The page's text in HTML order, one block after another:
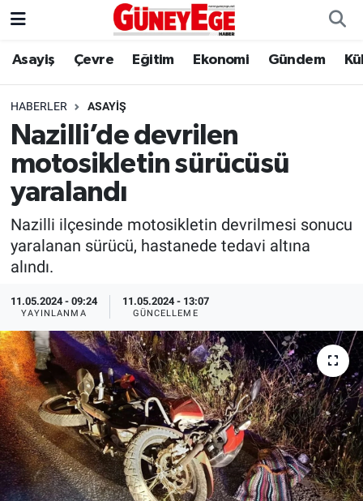
Asayiş Çevre Eğitim Ekonomi Gündem
HABERLER ASAYIŞ
Nazilli’de devrilen
motosikletin sürücüsü
yaralandı
Nazilli ilçesinde motosikletin devrilmesi sonucu
yaralanan sürücü, hastanede tedavi altına
alındı.
11.05.2024 - 09:24
YAYINLANMA
11.05.2024 - 13:07
GÜNCELLEME
Asayiş
Çevre
Eğitim
Ekonomi
Gündem
Kültür Sanat
Magazin
Politika
Sağlık
Spor
Yaşam
İstanbul Hava Durumu
İstanbul Trafik Yoğunluk Haritası
Süper Lig Puan Durumu ve Fikstür
Tüm Manşetler
Son Dakika Haberleri
Haber Arşivi